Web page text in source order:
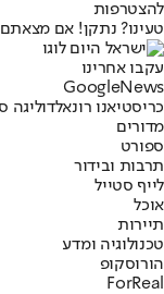
להצטרפות
טעינו? נתקן! אם
עקבו אחרינו
Googl eNews
כריסטיאנו רונאלדוליגה
מדורים
ספורט
תרבות ובידור
לייף סטייל
אוכל
תיירות
טכנולוגיה ומדע
הורוסקופ
ForReal